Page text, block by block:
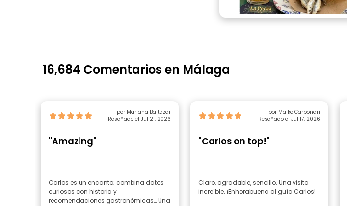
16,684 Comentarios en Málaga
por Mariana Baltazar
Reseñado el Jul 21, 2026
"Amazing"
Carlos es un encanto; combina datos
curiosos con historia y
recomendaciones gastronómicas… Una
por Malko Carbonari
Reseñado el Jul 17, 2026
"Carlos on top!"
Claro, agradable, sencillo. Una visita
increíble. ¡Enhorabuena al guía Carlos!